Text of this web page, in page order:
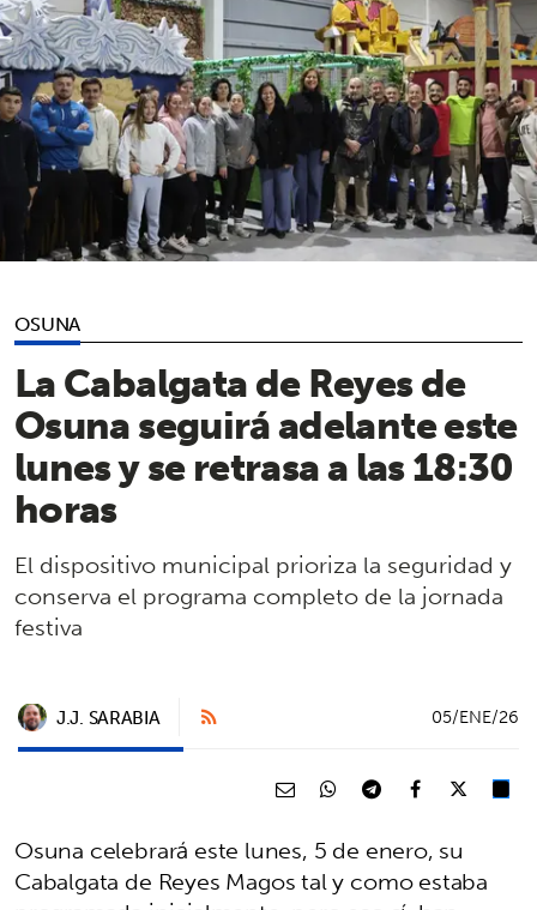
OSUNA
La Cabalgata de Reyes de
Osuna seguirá adelante este
lunes y se retrasa a las 18:30
horas
El dispositivo municipal prioriza la seguridad y
conserva el programa completo de la jornada
festiva
J.J. SARABIA 05/ENE/26
Osuna celebrará este lunes, 5 de enero, su
Cabalgata de Reyes Magos tal y como estaba